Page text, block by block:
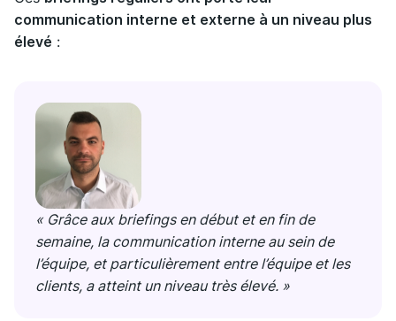
communication interne et externe à un niveau plus
élevé :
« Grâce aux briefings en début et en fin de
semaine, la communication interne au sein de
l’équipe, et particulièrement entre l’équipe et les
clients, a atteint un niveau très élevé. »